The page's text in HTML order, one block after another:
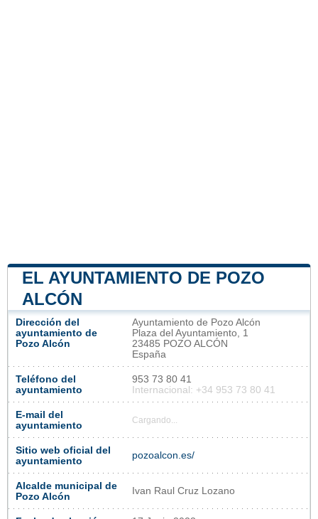
EL AYUNTAMIENTO DE POZO
ALCÓN
Dirección del
ayuntamiento de
Pozo Alcón
Ayuntamiento de Pozo Alcón
Plaza del Ayuntamiento, 1
23485 POZO ALCÓN
España
Teléfono del
ayuntamiento
953 73 80 41
Internacional: +34 953 73 80 41
E-mail del
ayuntamiento
Cargando...
Sitio web oficial del
ayuntamiento
pozoalcon.es/
Alcalde municipal de
Pozo Alcón
Ivan Raul Cruz Lozano